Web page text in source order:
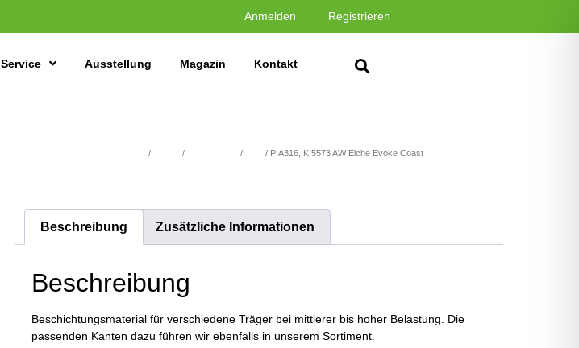
Anmelden Registrieren
Service Ausstellung Magazin Kontakt
/ / / / PIA316, K 5573 AW Eiche Evoke Coast
Beschreibung Zusätzliche Informationen
Beschreibung
Beschichtungsmaterial für verschiedene Träger bei mittlerer bis hoher Belastung. Die
passenden Kanten dazu führen wir ebenfalls in unserem Sortiment.